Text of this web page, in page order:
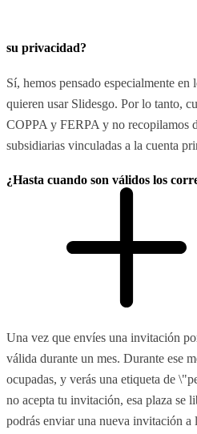
su privacidad?
Sí, hemos pensado especialmente en
quieren usar Slidesgo. Por lo tanto,
COPPA y FERPA y no recopilamos
subsidiarias vinculadas a la cuenta
¿Hasta cuando son válidos los
Una vez que envíes una invitación
válida durante un mes. Durante ese
ocupadas, y verás una etiqueta de
no acepta tu invitación, esa plaza se
podrás enviar una nueva invitación a